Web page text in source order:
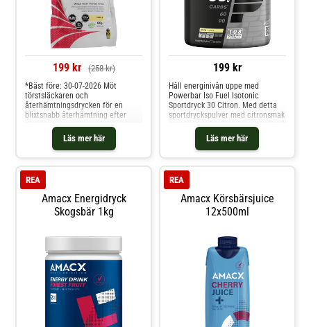
199 kr (258 kr)
Läs mer här
*Bäst före: 30-07-2026 Möt
törstsläckaren och
återhämtningsdrycken för en
blixtsnabb återhämtning efter
dina mest ansträngande löppass.
REGO Rapid Recovery Vanilla med
vaniljsmak är en vegansk
återhämtningslösning som
vitaminer och mineraler. Du
blandar helt enkelt
199 kr
Läs mer här
Håll energinivån uppe med
Powerbar Iso Fuel Isotonic
Sportdryck 30 Citron. Med detta
sportdryckspulver med citronsmak
kan du blanda till en sportdryck på
nolltid för optimal
energiförsörjning under dina
löprundor och träningspass. Varje
kolhydrater med ett förhållan
Amacx Energidryck
Skogsbär 1kg
REA
Amacx Körsbärsjuice
12x500ml
REA